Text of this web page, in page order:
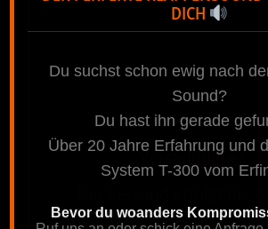
800 °C
.
Versanddauer
ARBEITSTAG ( Arbeitstage